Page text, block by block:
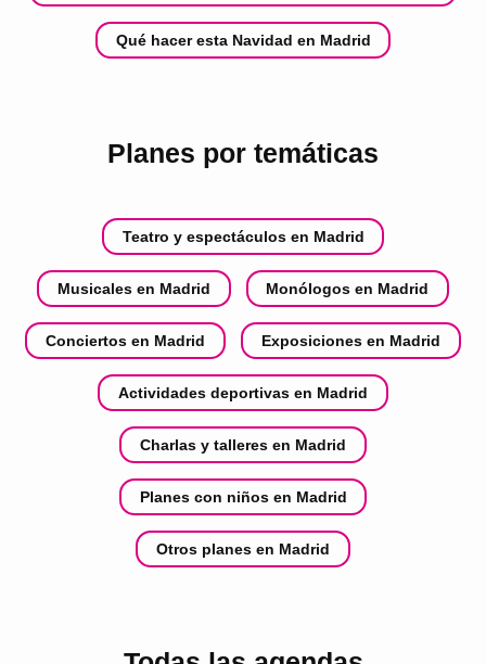
Qué hacer esta Navidad en Madrid
Planes por temáticas
Teatro y espectáculos en Madrid
Musicales en Madrid Monólogos en Madrid
Conciertos en Madrid Exposiciones en Madrid
Actividades deportivas en Madrid
Charlas y talleres en Madrid
Planes con niños en Madrid
Otros planes en Madrid